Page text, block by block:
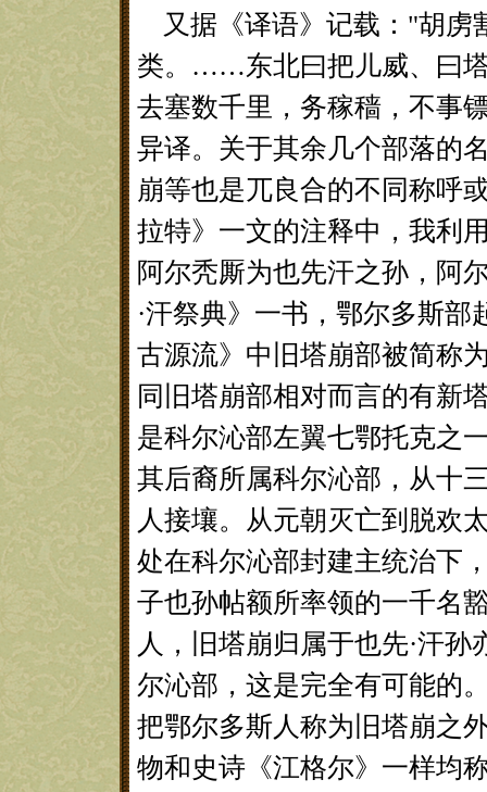
又据《译语》记载："胡虏
类。……东北曰把儿威、曰
去塞数千里，务稼穑，不事
异译。关于其余几个部落的
崩等也是兀良合的不同称呼
拉特》一文的注释中，我利
阿尔秃厮为也先汗之孙，阿
·汗祭典》一书，鄂尔多斯部
古源流》中旧塔崩部被简称
同旧塔崩部相对而言的有新
是科尔沁部左翼七鄂托克之
其后裔所属科尔沁部，从十
人接壤。从元朝灭亡到脱欢
处在科尔沁部封建主统治下
子也孙帖额所率领的一千名
人，旧塔崩归属于也先·汗
尔沁部，这是完全有可能的
把鄂尔多斯人称为旧塔崩之
物和史诗《江格尔》一样均